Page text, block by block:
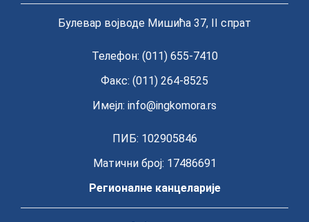
Булевар војводе Мишића 37, II спрат
Телефон: (011) 655-7410
Факс: (011) 264-8525
Имејл: info@ingkomora.rs
ПИБ: 102905846
Матични број: 17486691
Регионалне канцеларије